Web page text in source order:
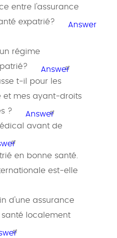
entre l'assurance
expatrié?
Answer
régime
Answer
t-il pour les
et mes ayant-droits
?
Answer
avant de
en bonne santé.
est-elle
d'une assurance
localement